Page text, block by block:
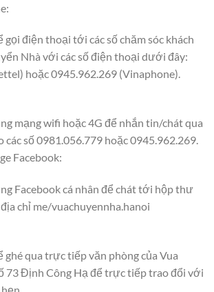
gọi điện thoại tới các số chăm sóc khách
Nhà với các số điện thoại dưới đây:
hoặc 0945.962.269 (Vinaphone).
mạng wifi hoặc 4G để nhắn tin/chát qua
các số 0981.056.779 hoặc 0945.962.269.
Facebook:
Facebook cá nhân để chát tới hộp thư
chỉ me/vuachuyennha.hanoi
ghé qua trực tiếp văn phòng của Vua
73 Định Công Hạ để trực tiếp trao đổi với